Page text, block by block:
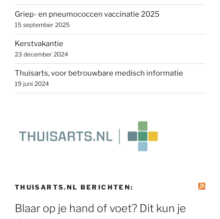
Griep- en pneumococcen vaccinatie 2025
15 september 2025
Kerstvakantie
23 december 2024
Thuisarts, voor betrouwbare medisch informatie
19 juni 2024
THUISARTS.NL BERICHTEN:
Blaar op je hand of voet? Dit kun je